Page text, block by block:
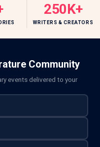
250K+
WRITERS & CREATORS
Community
events delivered to your